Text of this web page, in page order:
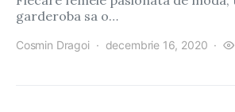
garderoba sa o…
Cosmin Dragoi decembrie 16, 2020